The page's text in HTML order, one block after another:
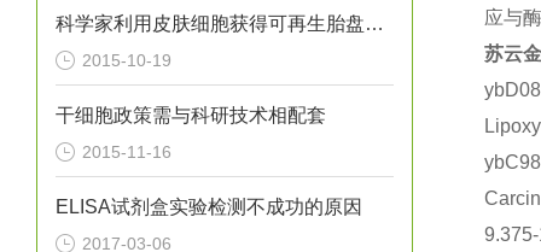
科学家利用皮肤细胞获得可再生胎盘的干细胞
2015-10-19
干细胞政策需与科研技术相配套
2015-11-16
ELISA试剂盒实验检测不成功的原因
2017-03-06
应与
苏云